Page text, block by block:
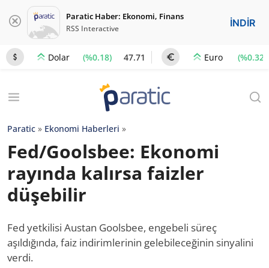
Paratic Haber: Ekonomi, Finans
RSS Interactive İNDİR
Dolar (%0.18) 47.71 Euro (%0.32)
Paratic » Ekonomi Haberleri »
Fed/Goolsbee: Ekonomi
rayında kalırsa faizler
düşebilir
Fed yetkilisi Austan Goolsbee, engebeli süreç
aşıldığında, faiz indirimlerinin gelebileceğinin sinyalini
verdi.